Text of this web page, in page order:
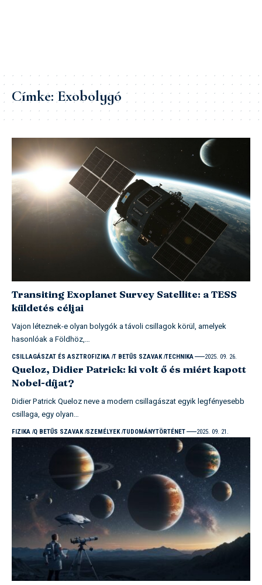
Címke:Exobolygó
Transiting Exoplanet Survey Satellite: a TESS
küldetés céljai
Vajon léteznek-e olyan bolygók a távoli csillagok körül, amelyek
hasonlóak a Földhöz,…
CSILLAGÁSZAT ÉS ASZTROFIZIKA T BETŰS SZAVAK TECHNIKA 2025. 09. 26.
Queloz, Didier Patrick: ki volt ő és miért kapott
Nobel-díjat?
Didier Patrick Queloz neve a modern csillagászat egyik legfényesebb
csillaga, egy olyan…
FIZIKA Q BETŰS SZAVAK SZEMÉLYEK TUDOMÁNYTÖRTÉNET 2025. 09. 21.